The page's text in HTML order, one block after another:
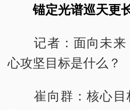
锚定光谱巡天更
记者：面向未来
心攻坚目标是什么？
崔向群：核心目